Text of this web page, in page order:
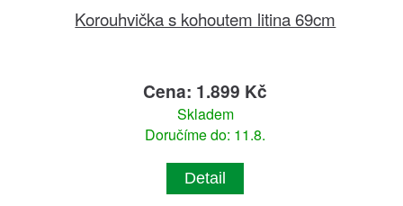
Korouhvička s kohoutem litina 69cm
Cena: 1.899 Kč
Skladem
Doručíme do: 11.8.
Detail